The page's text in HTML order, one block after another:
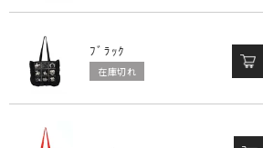
ﾌﾞﾗｯｸ
在庫切れ